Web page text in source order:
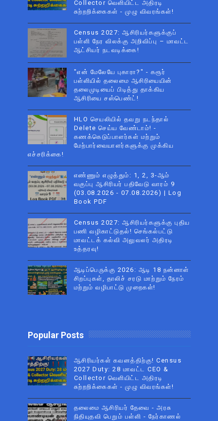
Collector வெளியிட்ட அதிரடி
சுற்றறிக்கைகள் - முழு விவரங்கள்!
Census 2027: ஆசிரியர்களுக்குப்
பள்ளி நேர விலக்கு அறிவிப்பு – மாவட்ட
ஆட்சியர் நடவடிக்கை!
"என் மேலேயே புகாரா?" - கரூர்
பள்ளியில் தலைமை ஆசிரியையின்
தலைமுடியைப் பிடித்து தாக்கிய
ஆசிரியை சஸ்பெண்ட்!
HLO செயலியில் தவறு நடந்தால்
Delete செய்ய வேண்டாம்! -
கணக்கெடுப்பாளர்கள் மற்றும்
மேற்பார்வையாளர்களுக்கு முக்கிய
எச்சரிக்கை!
எண்ணும் எழுத்தும்: 1, 2, 3-ஆம்
வகுப்பு ஆசிரியர் பதிவேடு வாரம் 9
(03.08.2026 - 07.08.2026) | Log
Book PDF
Census 2027: ஆசிரியர்களுக்கு புதிய
பணி வழிகாட்டுதல்! செங்கல்பட்டு
மாவட்டக் கல்வி அலுவலர் அதிரடி
உத்தரவு!
ஆடிப்பெருக்கு 2026: ஆடி 18 நன்னாள்
சிறப்புகள், தாலிச் சரடு மாற்றும் நேரம்
மற்றும் வழிபாட்டு முறைகள்!
Popular Posts
ஆசிரியர்கள் கவனத்திற்கு! Census
2027 Duty: 28 மாவட்ட CEO &
Collector வெளியிட்ட அதிரடி
சுற்றறிக்கைகள் - முழு விவரங்கள்!
தலைமை ஆசிரியர் தேவை - அரசு
நிதியுதவி பெறும் பள்ளி - நேர்காணல்